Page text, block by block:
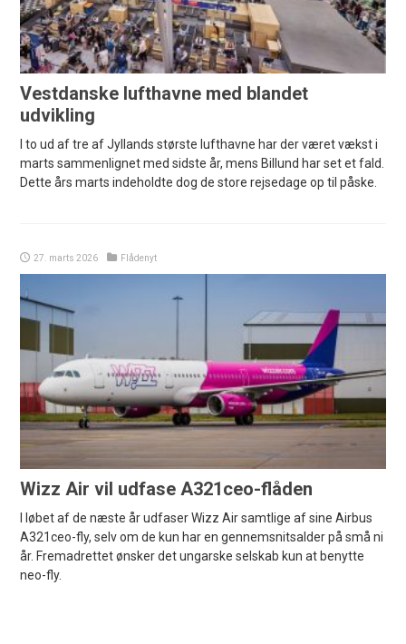
Vestdanske lufthavne med blandet
udvikling
I to ud af tre af Jyllands største lufthavne har der været vækst i
marts sammenlignet med sidste år, mens Billund har set et fald.
Dette års marts indeholdte dog de store rejsedage op til påske.
27. marts 2026 Flådenyt
Wizz Air vil udfase A321ceo-flåden
I løbet af de næste år udfaser Wizz Air samtlige af sine Airbus
A321ceo-fly, selv om de kun har en gennemsnitsalder på små ni
år. Fremadrettet ønsker det ungarske selskab kun at benytte
neo-fly.